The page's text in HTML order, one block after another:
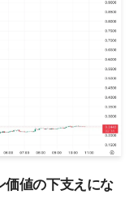
価値の下支えにな